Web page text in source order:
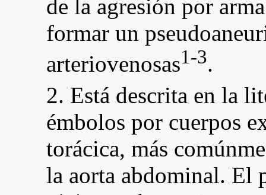
de la agresión por
formar un
arteriovenosas1-3.
2. Está descrita en la
émbolos por cuerpos
torácica, más
la aorta abdominal. El